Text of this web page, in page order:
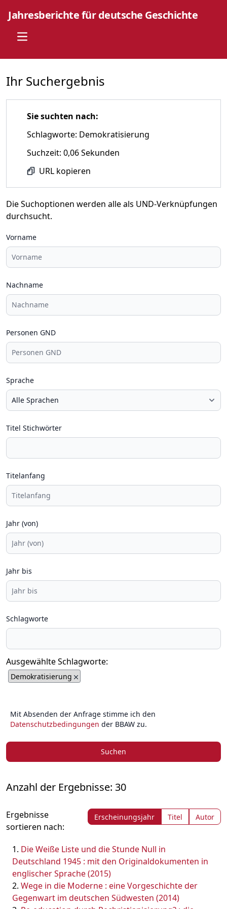
Jahresberichte für deutsche Geschichte
Open main menu
Ihr Suchergebnis
Sie suchten nach:
Schlagworte: Demokratisierung
Suchzeit: 0,06 Sekunden
URL kopieren
Die Suchoptionen werden alle als UND-Verknüpfungen
durchsucht.
Vorname
Nachname
Personen GND
Sprache
Titel Stichwörter
Titelanfang
Jahr (von)
Jahr bis
Schlagworte
Ausgewählte Schlagworte:
Demokratisierung
Mit Absenden der Anfrage stimme ich den
Datenschutzbedingungen der BBAW zu.
Suchen
Anzahl der Ergebnisse: 30
Ergebnisse
sortieren nach:
Erscheinungsjahr Titel Autor
Die Weiße Liste und die Stunde Null in
Deutschland 1945 : mit den Originaldokumenten in
englischer Sprache (2015)
Wege in die Moderne : eine Vorgeschichte der
Gegenwart im deutschen Südwesten (2014)